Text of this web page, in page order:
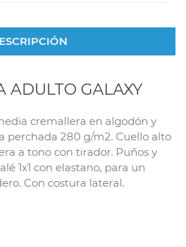
ADULTO GALAXY
cremallera en algodón y
perchada 280 g/m2. Cuello alto
a tono con tirador. Puños y
1x1 con elastano, para un
Con costura lateral.